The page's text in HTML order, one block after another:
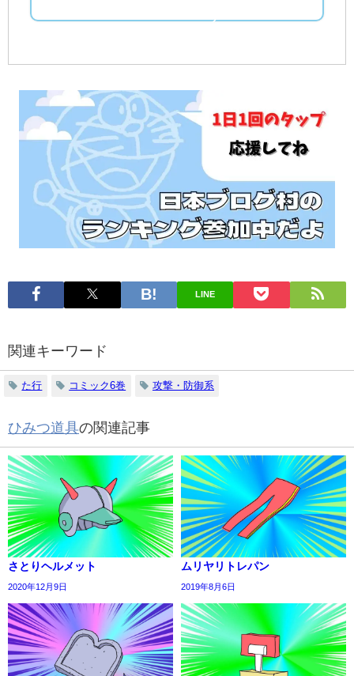
ッ
ン
で
見
LINE
関連キーワード
た行 コミック6巻 攻撃・防御系
ひみつ道具の関連記事
さとりヘルメット
2020年12月9日
ムリヤリトレパン
2019年8月6日